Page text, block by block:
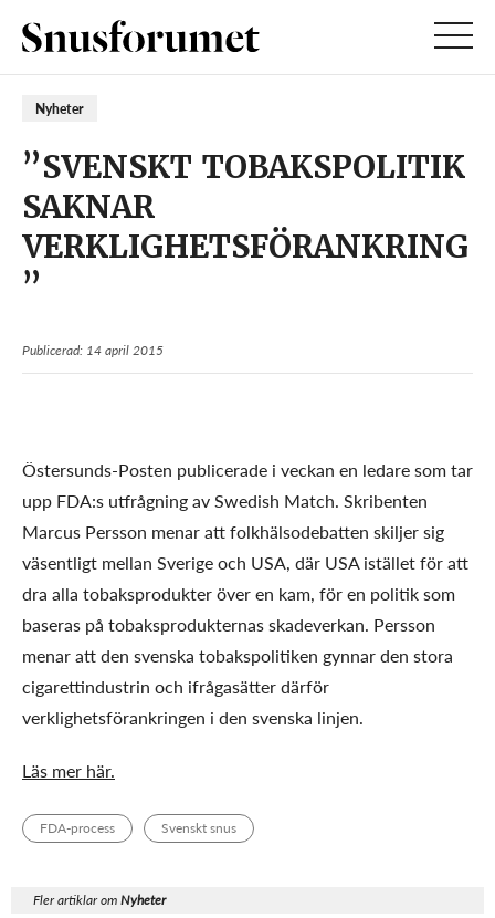
Nyheter
”SVENSKT TOBAKSPOLITIK
SAKNAR
VERKLIGHETSFÖRANKRING
”
Publicerad: 14 april 2015
Östersunds-Posten publicerade i veckan en ledare som tar
upp FDA:s utfrågning av Swedish Match. Skribenten
Marcus Persson menar att folkhälsodebatten skiljer sig
väsentligt mellan Sverige och USA, där USA istället för att
dra alla tobaksprodukter över en kam, för en politik som
baseras på tobaksprodukternas skadeverkan. Persson
menar att den svenska tobakspolitiken gynnar den stora
cigarettindustrin och ifrågasätter därför
verklighetsförankringen i den svenska linjen.
Läs mer här.
FDA-process Svenskt snus
Fler artiklar omNyheter